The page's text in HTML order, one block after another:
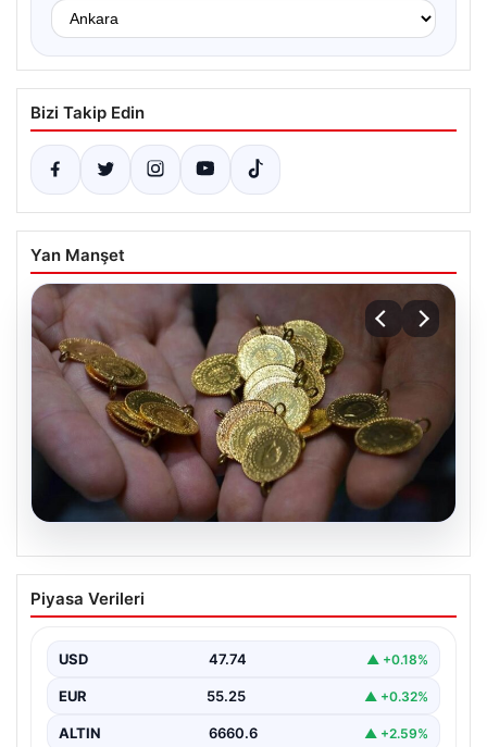
Bizi Takip Edin
Yan Manşet
07.08.2026
Altın fiyatları canlı 14 Nisan 2026: Altın
fiyatları ne kadar oldu? Gram, çeyrek,
fiyatları
{"title": "14 Nisan 2026 Güncel Altın Fiyatları: Gram,
Çeyrek, Yarım ve Cumhuriyet Altını Satış…
Piyasa Verileri
USD 47.74 ▲ +0.18%
EUR 55.25 ▲ +0.32%
ALTIN 6660.6 ▲ +2.59%